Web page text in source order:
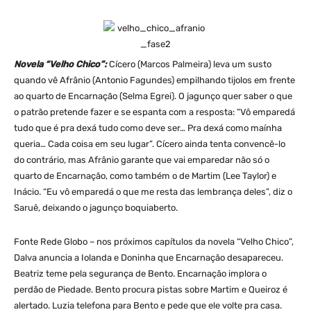
Novela “Velho Chico”:Cícero (Marcos Palmeira) leva um susto
quando vê Afrânio (Antonio Fagundes) empilhando tijolos em frente
ao quarto de Encarnação (Selma Egrei). O jagunço quer saber o que
o patrão pretende fazer e se espanta com a resposta: “Vô emparedá
tudo que é pra dexá tudo como deve ser… Pra dexá como maínha
queria… Cada coisa em seu lugar”. Cícero ainda tenta convencê-lo
do contrário, mas Afrânio garante que vai emparedar não só o
quarto de Encarnação, como também o de Martim (Lee Taylor) e
Inácio. “Eu vô emparedá o que me resta das lembrança deles”, diz o
Saruê, deixando o jagunço boquiaberto.
Fonte Rede Globo – nos próximos capítulos da novela “Velho Chico”,
Dalva anuncia a Iolanda e Doninha que Encarnação desapareceu.
Beatriz teme pela segurança de Bento. Encarnação implora o
perdão de Piedade. Bento procura pistas sobre Martim e Queiroz é
alertado. Luzia telefona para Bento e pede que ele volte pra casa.